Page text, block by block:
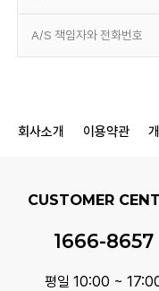
A/S 책임자와 전화번호
회사소개 이용약관
CUSTOMER
1666-8657
평일 10:00 ~